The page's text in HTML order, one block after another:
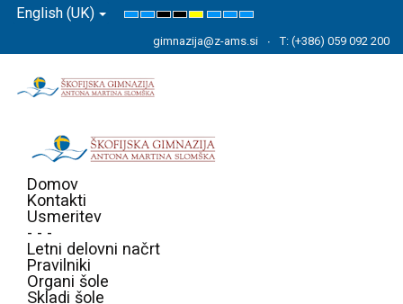
English (UK)
Default
mode
Night
mode
High
Contrast
Black
High
Contrast
Black
High
Contrast
Yellow
Set
Smaller
Font
Set
Default
Font
Set
Larger
Font
gimnazija@z-ams.si T: (+386) 059 092 200
Domov
Kontakti
Usmeritev
- - -
Letni delovni načrt
Pravilniki
Organi šole
Skladi šole